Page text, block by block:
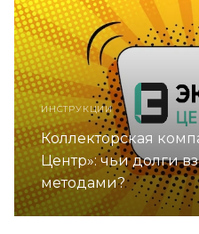
ИНСТРУКЦИИ
Коллекторская
Центр»: чьи долги
методами?